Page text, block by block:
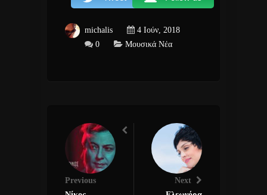
michalis
4 Ιούν, 2018
0
Μουσικά Νέα
Previous
Next